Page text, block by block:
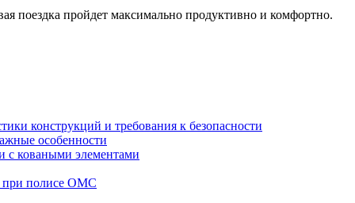
поездка пройдет максимально продуктивно и комфортно.
конструкций и требования к безопасности
особенности
с коваными элементами
при полисе ОМС